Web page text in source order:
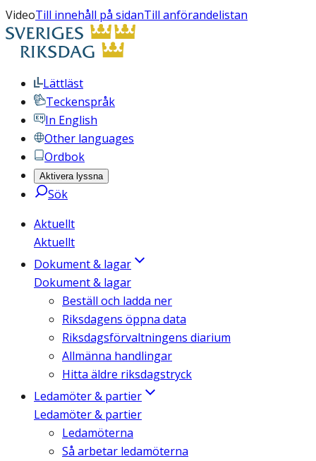
VideoTill innehåll på sidanTill anförandelistan
Lättläst
Teckenspråk
In English
Other languages
Ordbok
Aktivera lyssna
Sök
Aktuellt
Aktuellt
Dokument & lagar
Dokument & lagar
Beställ och ladda ner
Riksdagens öppna data
Riksdagsförvaltningens diarium
Allmänna handlingar
Hitta äldre riksdagstryck
Ledamöter & partier
Ledamöter & partier
Ledamöterna
Så arbetar ledamöterna